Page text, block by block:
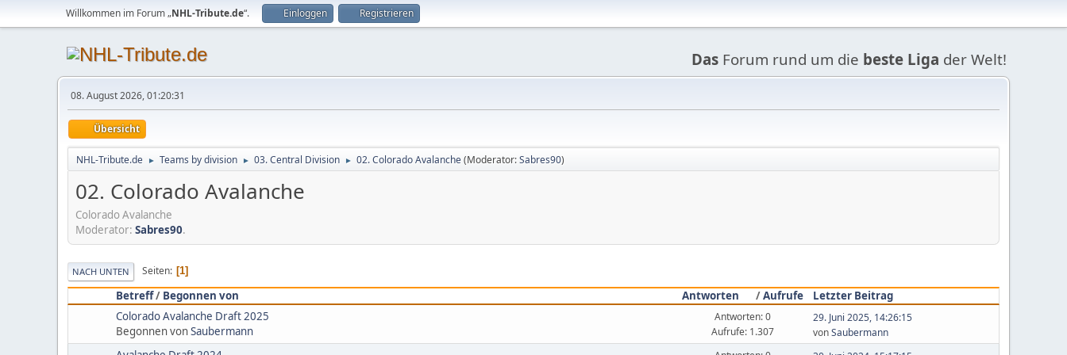
Willkommen im Forum „NHL-Tribute.de“. Einloggen Registrieren
Das Forum rund um die beste Liga der Welt!
08. August 2026, 01:20:31
Übersicht
NHL-Tribute.de ► Teams by division ► 03. Central Division ► 02. Colorado Avalanche(Moderator:Sabres90)
02. Colorado Avalanche
Colorado Avalanche
Moderator: Sabres90.
NACH UNTEN Seiten 1
Betreff/ Begonnen von Antworten /Aufrufe
Letzter Beitrag
Colorado Avalanche Draft 2025
Begonnen vonSaubermann
Antworten: 0
Aufrufe: 1.307
29. Juni 2025, 14:26:15
vonSaubermann